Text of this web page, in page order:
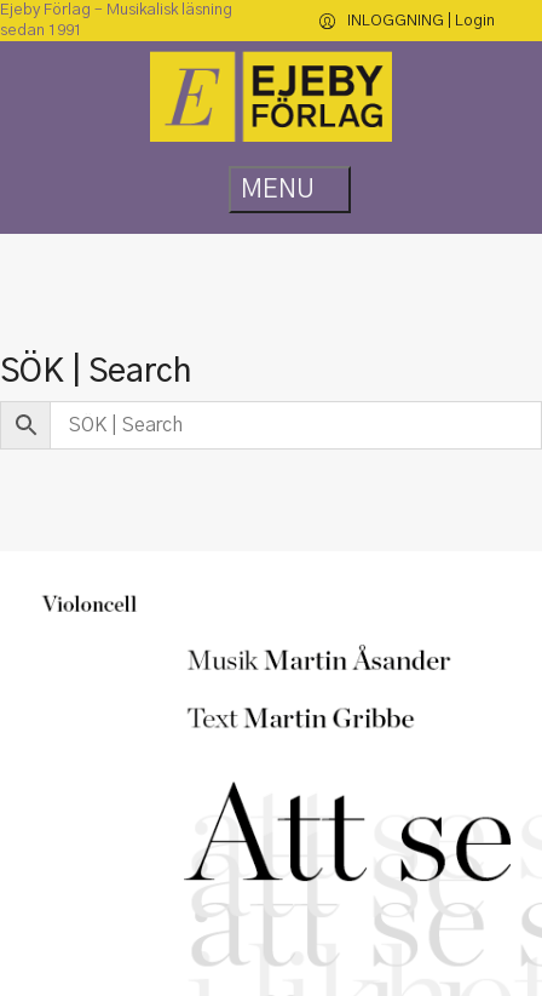
Ejeby Förlag – Musikalisk läsning
sedan 1991
INLOGGNING | Login
SÖK | Search